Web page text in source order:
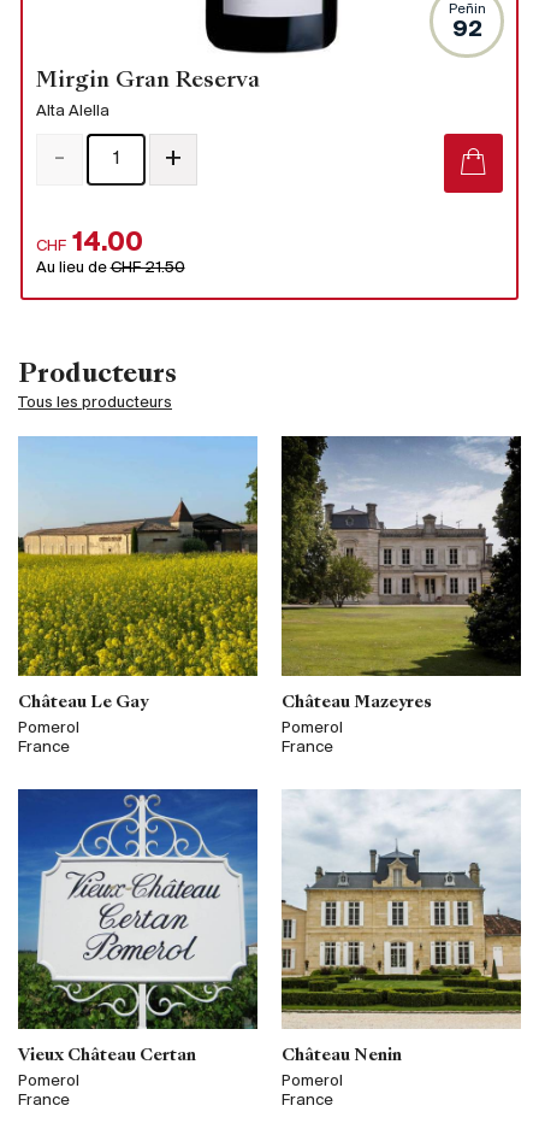
Producteurs
Tous les producteurs
Château Le Gay
Pomerol
France
Château Mazeyres
Pomerol
France
Vieux Château Certan
Pomerol
France
Château Nenin
Pomerol
France
Peñin
92
Mirgin Gran Reserva
Alta Alella
CHF 14.00
Au lieu deCHF 21.50
- +